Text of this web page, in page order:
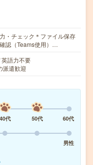
・チェック＊ファイル保存
認（Teams使用）…
語力不要
遣歓迎
40代 50代
60代
男性